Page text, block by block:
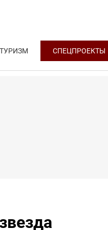
ТУРИЗМ СПЕЦПРОЕКТЫ